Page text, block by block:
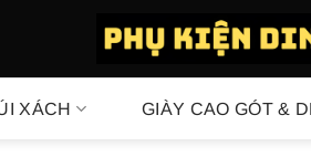
XÁCH GIÀY CAO GÓT &